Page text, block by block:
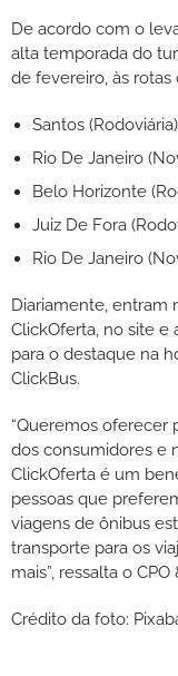
De acordo com o
alta temporada do
de fevereiro, às
Santos
Rio De Janeiro
Belo Horizonte
Juiz De Fora
Rio De Janeiro
Diariamente, entram
ClickOferta, no site e
para o destaque na
ClickBus.
“Queremos oferecer
dos consumidores e
ClickOferta é um
pessoas que
viagens de ônibus
transporte para os
mais”, ressalta o CPO
Crédito da foto: